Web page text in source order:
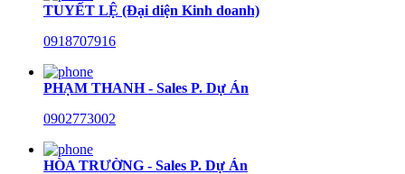
TUYẾT LỆ (Đại diện Kinh doanh)
0918707916
PHẠM THANH - Sales P. Dự Án
0902773002
HÒA TRƯỜNG - Sales P. Dự Án